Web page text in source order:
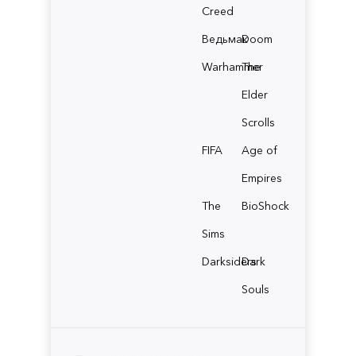
Creed
ВедьмакDoom
Warhammer
The
Elder
Scrolls
FIFA
Age of
Empires
The
Sims
BioShock
Darksiders
Dark
Souls